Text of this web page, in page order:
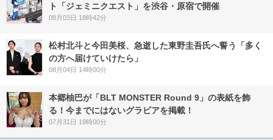
ト「ジェミニクエスト」を渋谷・原宿で開催
08月03日 18時42分
松村北斗と今田美桜、急逝した東野圭吾氏へ誓う「多く
の方へ届けていけたら」
08月04日 14時00分
本郷柚巴が「BLT MONSTER Round 9」の表紙を飾
る！今までにはないグラビアを掲載！
07月31日 19時00分